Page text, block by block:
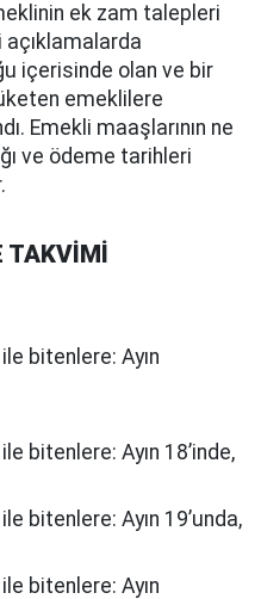
ek zam talepleri
açıklamalarda
içerisinde olan ve bir
emeklilere
Emekli maaşlarının ne
ve ödeme tarihleri
TAKVİMİ
bitenlere: Ayın
bitenlere: Ayın 18’inde,
bitenlere: Ayın 19’unda,
bitenlere: Ayın